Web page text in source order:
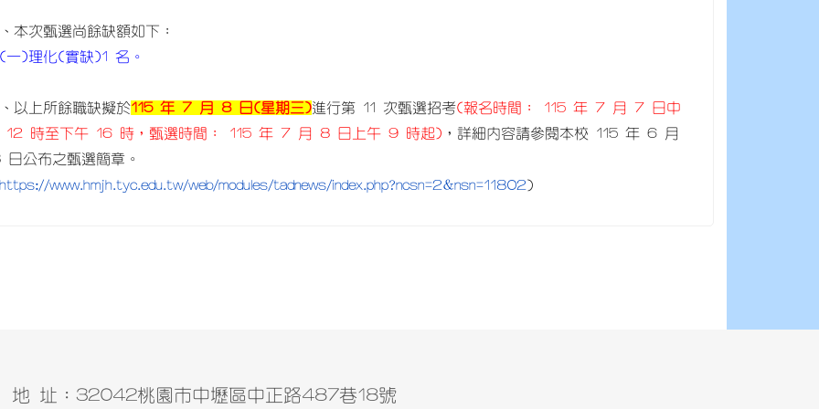
本次甄選尚餘缺額如下：
(一)理化(實缺)1 名。
以上所餘職缺擬於115 年 7 月 8 日(星期三)進行第 11 次甄選招考(報名時間： 115 年 7 月 7 日中
12 時至下午 16 時，甄選時間： 115 年 7 月 8 日上午 9 時起) ，詳細內容請參閱本校 115 年 6 月
日公布之甄選簡章。
https://www.hmjh.tyc.edu.tw/web/modules/tadnews/index.php?ncsn=2&nsn=11802)
地 址：32042桃園市中壢區中正路487巷18號